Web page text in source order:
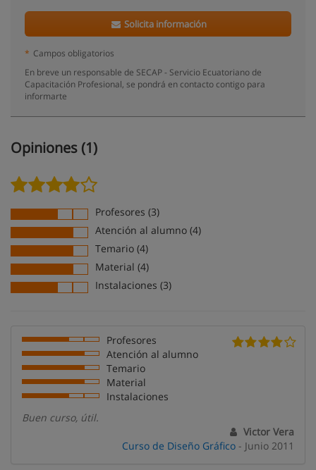
Solicita información
* Campos obligatorios
En breve un responsable de SECAP - Servicio Ecuatoriano de
Capacitación Profesional, se pondrá en contacto contigo para
informarte
Opiniones (1)
Profesores (3)
Atención al alumno (4)
Temario (4)
Material (4)
Instalaciones (3)
Profesores
Atención al alumno
Temario
Material
Instalaciones
Buen curso, útil.
Victor Vera
Curso de Diseño Gráfico - Junio 2011